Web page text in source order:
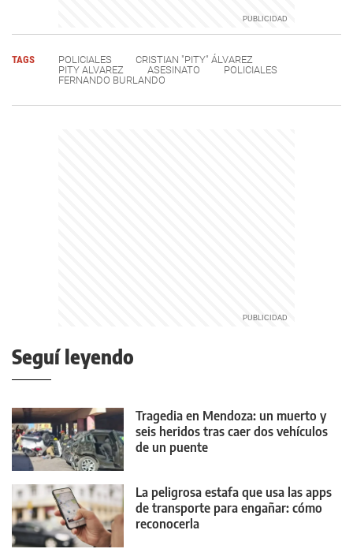
TAGS POLICIALES
CRISTIAN "PITY" ÁLVAREZ
PITY ALVAREZ
ASESINATO
POLICIALES
FERNANDO BURLANDO
Seguí leyendo
Tragedia en Mendoza: un muerto y
seis heridos tras caer dos vehículos
de un puente
La peligrosa estafa que usa las apps
de transporte para engañar: cómo
reconocerla